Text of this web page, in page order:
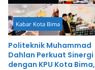
Kabar Kota Bima
Politeknik Muhammad
Dahlan Perkuat Sinergi
dengan KPU Kota Bima,